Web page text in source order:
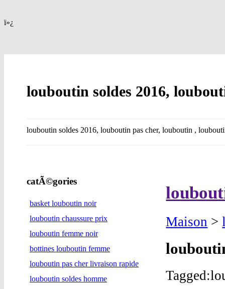
ï»¿
louboutin soldes 2016,
louboutin soldes 2016, louboutin pas cher, louboutin ,
Maison >
catÃ©gories
basket louboutin noir
louboutin chaussure prix
louboutin femme noir
bottines louboutin femme
louboutin pas cher livraison rapide
louboutin soldes homme